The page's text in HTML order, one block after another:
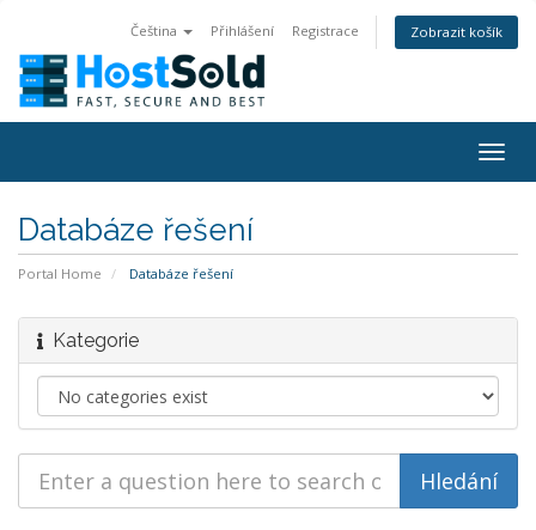
Čeština Přihlášení Registrace Zobrazit košík
Databáze řešení
Portal Home Databáze řešení
Kategorie